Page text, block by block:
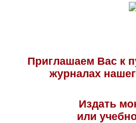
Приглашаем Вас к
журналах
Издать
или